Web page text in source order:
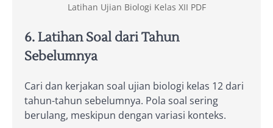
Latihan Ujian Biologi Kelas XII PDF
6. Latihan Soal dari Tahun
Sebelumnya
Cari dan kerjakan soal ujian biologi kelas 12 dari
tahun-tahun sebelumnya. Pola soal sering
berulang, meskipun dengan variasi konteks.